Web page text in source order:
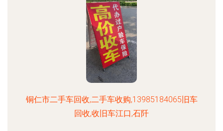
铜仁市二手车回收,二手车收购,13985184065旧车
回收,收旧车江口,石阡